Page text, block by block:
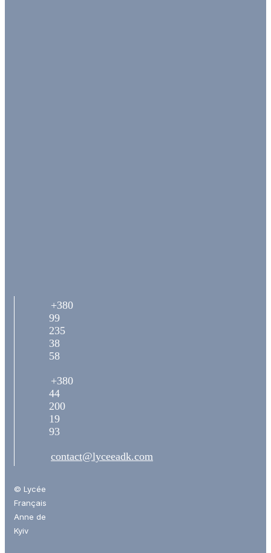
+380
99
235
38
58
+380
44
200
19
93
contact@lyceeadk.com
© Lycée
Français
Anne de
Kyiv